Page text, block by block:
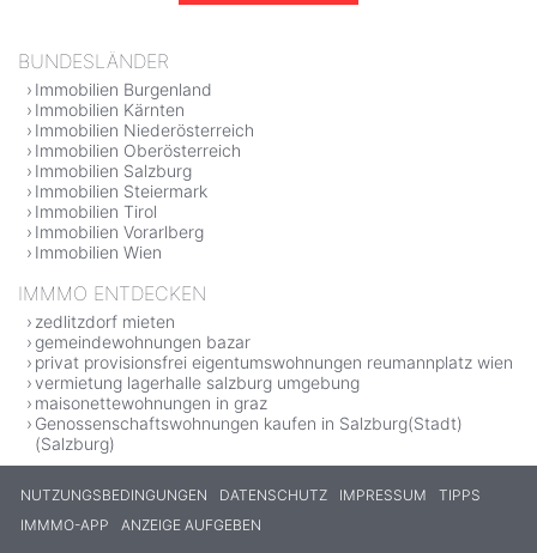
BUNDESLÄNDER
Immobilien Burgenland
Immobilien Kärnten
Immobilien Niederösterreich
Immobilien Oberösterreich
Immobilien Salzburg
Immobilien Steiermark
Immobilien Tirol
Immobilien Vorarlberg
Immobilien Wien
IMMMO ENTDECKEN
zedlitzdorf mieten
gemeindewohnungen bazar
privat provisionsfrei eigentumswohnungen reumannplatz wien
vermietung lagerhalle salzburg umgebung
maisonettewohnungen in graz
Genossenschaftswohnungen kaufen in Salzburg(Stadt)
(Salzburg)
NUTZUNGSBEDINGUNGEN DATENSCHUTZ IMPRESSUM
TIPPS
IMMMO-APP
ANZEIGE AUFGEBEN